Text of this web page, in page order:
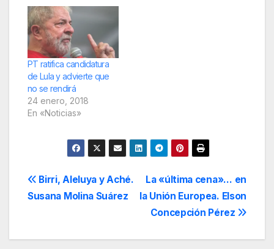
PT ratifica candidatura
de Lula y advierte que
no se rendirá
24 enero, 2018
En «Noticias»
Navegación
entradas
La «última cena»… en
la Unión Europea. Elson
Concepción Pérez
Birri, Aleluya y Aché.
Susana Molina Suárez